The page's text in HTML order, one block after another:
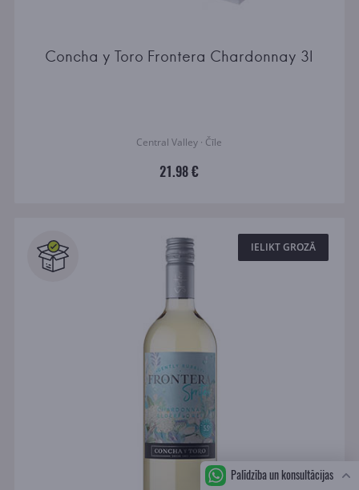
Palīdzība un konsultācijas
Concha y Toro Frontera Chardonnay 3l
Central Valley · Čīle
21.98 €
IELIKT GROZĀ